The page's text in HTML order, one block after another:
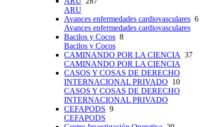
ARU
Avances enfermedades cardiovasculares 6
Avances enfermedades cardiovasculares
Bacilos y Cocos 8
Bacilos y Cocos
CAMINANDO POR LA CIENCIA 37
CAMINANDO POR LA CIENCIA
CASOS Y COSAS DE DERECHO
INTERNACIONAL PRIVADO 10
CASOS Y COSAS DE DERECHO
INTERNACIONAL PRIVADO
CEFAPODS 9
CEFAPODS